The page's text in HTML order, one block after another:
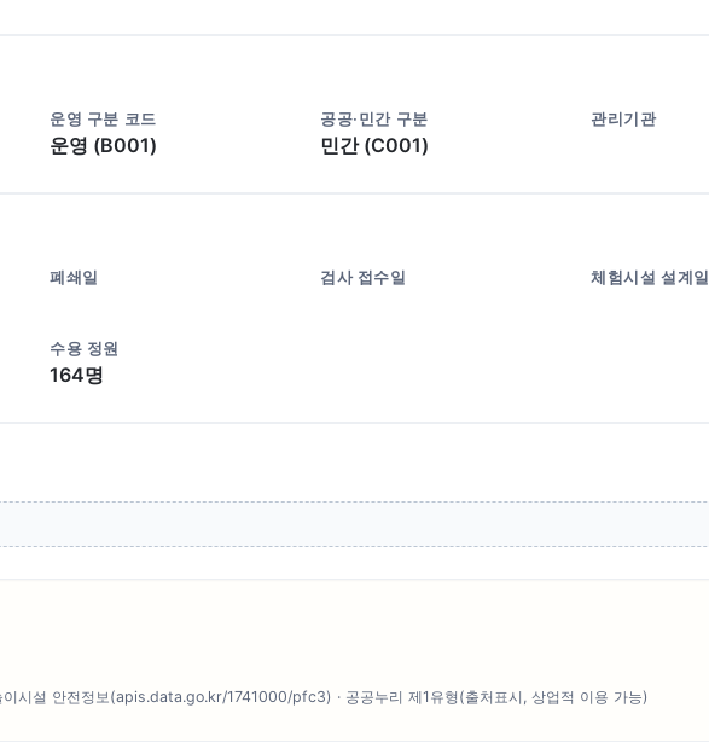
운영 구분 코드
운영 (B001)
공공·민간 구분
민간 (C001)
관리기관
폐쇄일 검사 접수일 체험시설 설계일
수용 정원
164명
시설 안전정보(apis.data.go.kr/1741000/pfc3) · 공공누리 제1유형(출처표시, 상업적 이용 가능)